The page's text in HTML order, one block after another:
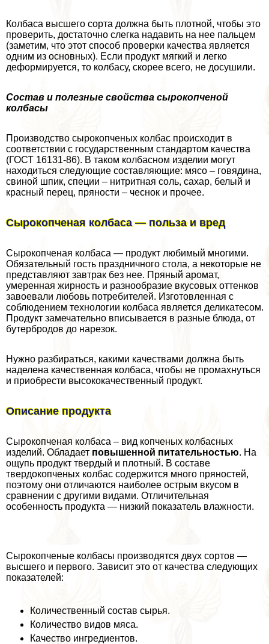
Колбаса высшего сорта должна быть плотной, чтобы это
проверить, достаточно слегка надавить на нее пальцем
(заметим, что этот способ проверки качества является
одним из основных). Если продукт мягкий и легко
деформируется, то колбасу, скорее всего, не досушили.
Состав и полезные свойства сырокопченой
колбасы
Производство сырокопченых колбас происходит в
соответствии с государственным стандартом качества
(ГОСТ 16131-86). В таком колбасном изделии могут
находиться следующие составляющие: мясо – говядина,
свиной шпик, специи – нитритная соль, сахар, белый и
красный перец, пряности – чеснок и прочее.
Сырокопченая колбаса — польза и вред
Сырокопченая колбаса — продукт любимый многими.
Обязательный гость праздничного стола, а некоторые не
представляют завтpaк без нее. Пряный аромат,
умеренная жирность и разнообразие вкусовых оттенков
завоевали любовь потребителей. Изготовленная с
соблюдением технологии колбаса является деликатесом.
Продукт замечательно вписывается в разные блюда, от
бутербродов до нарезок.
Нужно разбираться, какими качествами должна быть
наделена качественная колбаса, чтобы не промахнуться
и приобрести высококачественный продукт.
Описание продукта
Сырокопченая колбаса – вид копченых колбасных
изделий. Обладает повышенной питательностью. На
ощупь продукт твердый и плотный. В составе
твердокопченых колбас содержится много пряностей,
поэтому они отличаются наиболее острым вкусом в
сравнении с другими видами. Отличительная
особенность продукта — низкий показатель влажности.
Сырокопченые колбасы производятся двух сортов —
высшего и первого. Зависит это от качества следующих
показателей:
Количественный состав сырья.
Количество видов мяса.
Качество ингредиентов.